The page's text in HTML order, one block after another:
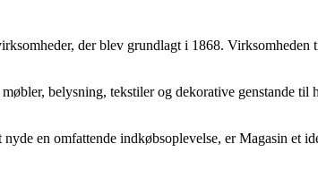
der blev grundlagt i 1868.
belysning, tekstiler og dekorative genstande
en omfattende indkøbsoplevelse, er Magasin et